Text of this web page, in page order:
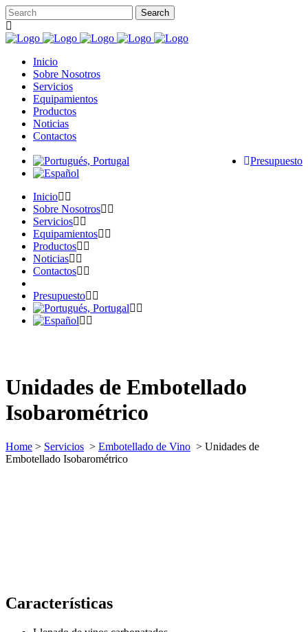
Inicio
Sobre Nosotros
Servicios
Equipamientos
Productos
Noticias
Contactos
Presupuesto
Inicio
Sobre Nosotros
Servicios
Equipamientos
Productos
Noticias
Contactos
Presupuesto
Unidades de Embotellado
Isobarométrico
Home > Servicios > Embotellado de Vino > Unidades de
Embotellado Isobarométrico
Características